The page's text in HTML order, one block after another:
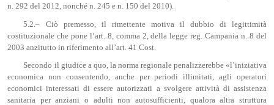
n. 292 del 2012, nonché n. 245 e n. 150 del 2010).
5.2.– Ciò premesso, il rimettente motiva il dubbio di legittimità
costituzionale che pone l’art. 8, comma 2, della legge reg. Campania n. 8 del
2003 anzitutto in riferimento all’art. 41 Cost.
Secondo il giudice a quo, la norma regionale penalizzerebbe «l’iniziativa
economica non consentendo, anche per periodi illimitati, agli operatori
economici interessati di essere autorizzati a svolgere attività di assistenza
sanitaria per anziani o adulti non autosufficienti, qualora altra struttura